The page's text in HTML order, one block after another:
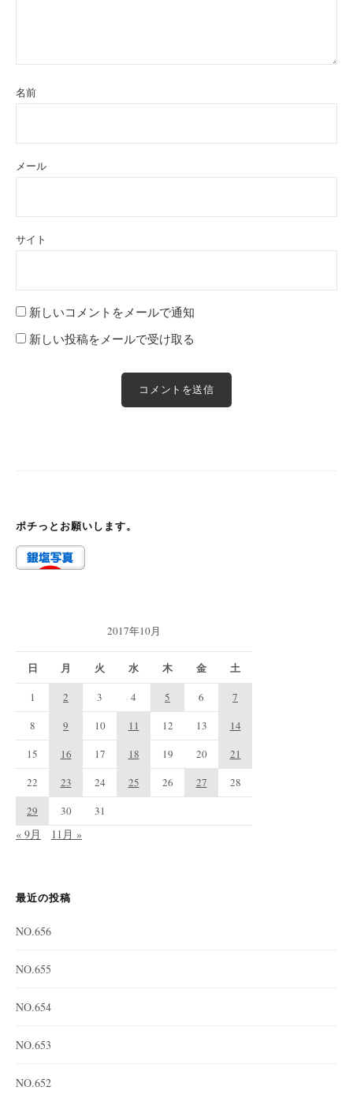
名前
メール
サイト
新しいコメントをメールで通知
新しい投稿をメールで受け取る
ポチっとお願いします。
2017年10月
日 月 火 水 木 金 土
1 2 3 4 5 6
7
8
9 10 11 12 13
14
15
16 17 18 19 20
21
22
23 24 25 26 27
28
29
30 31
« 9月 11月 »
最近の投稿
NO.656
NO.655
NO.654
NO.653
NO.652